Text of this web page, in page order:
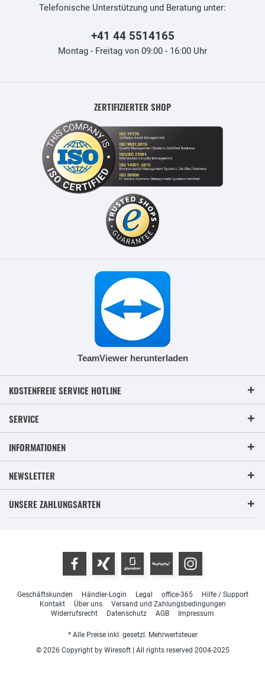
Telefonische Unterstützung und Beratung unter:
+41 44 5514165
Montag - Freitag von 09:00 - 16:00 Uhr
ZERTIFIZIERTER SHOP
TeamViewer herunterladen
KOSTENFREIE SERVICE HOTLINE
SERVICE
INFORMATIONEN
NEWSLETTER
UNSERE ZAHLUNGSARTEN
Geschäftskunden Händler-Login Legal office-365
Hilfe / Support
Kontakt
Über uns
Versand und Zahlungsbedingungen
Widerrufsrecht
Datenschutz AGB Impressum
* Alle Preise inkl. gesetzl. Mehrwertsteuer
© 2026 Copyright by Wiresoft | All rights reserved 2004-2025